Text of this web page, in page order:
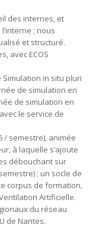
des internes, et
; nous
et structuré.
avec ECOS
in situ pluri
de simulation en
de simulation en
le service de
/ semestre), animée
à laquelle s’ajoute
débouchant sur
; un socle de
corpus de formation,
Artificielle.
du réseau
de Nantes.